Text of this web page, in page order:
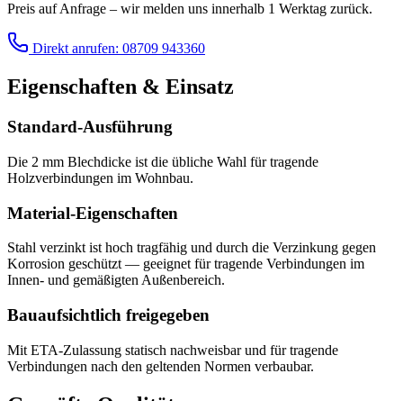
Preis auf Anfrage – wir melden uns innerhalb 1 Werktag zurück.
Direkt anrufen: 08709 943360
Eigenschaften & Einsatz
Standard-Ausführung
Die 2 mm Blechdicke ist die übliche Wahl für tragende
Holzverbindungen im Wohnbau.
Material-Eigenschaften
Stahl verzinkt ist hoch tragfähig und durch die Verzinkung gegen
Korrosion geschützt — geeignet für tragende Verbindungen im
Innen- und gemäßigten Außenbereich.
Bauaufsichtlich freigegeben
Mit ETA-Zulassung statisch nachweisbar und für tragende
Verbindungen nach den geltenden Normen verbaubar.